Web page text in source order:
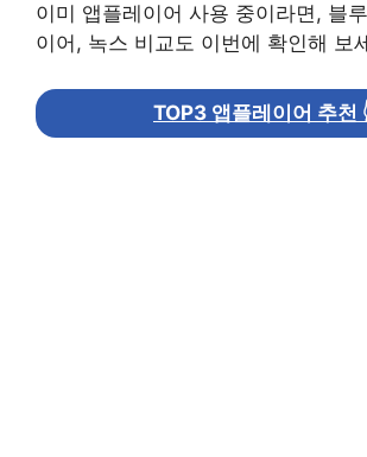
이미 앱플레이어 사용 중이라면, 블
이어, 녹스 비교도 이번에 확인해 보
TOP3 앱플레이어 추천